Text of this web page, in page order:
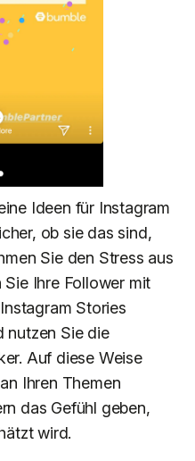
Ideen für Instagram
ob sie das sind,
Sie den Stress aus
Ihre Follower mit
Stories
nutzen Sie die
Auf diese Weise
Ihren Themen
das Gefühl geben,
wird.